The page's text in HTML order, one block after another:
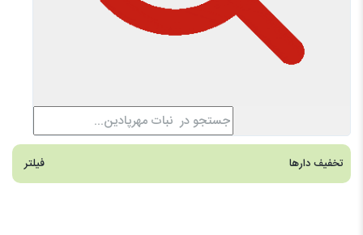
فیلتر تخفیف دارها